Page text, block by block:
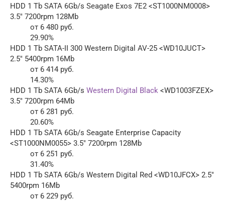
HDD 1 Tb SATA 6Gb/s Seagate Exos 7E2 <ST1000NM0008>
3.5″ 7200rpm 128Mb
от 6 480 руб.
29.90%
HDD 1 Tb SATA-II 300 Western Digital AV-25 <WD10JUCT>
2.5″ 5400rpm 16Mb
от 6 414 руб.
14.30%
HDD 1 Tb SATA 6Gb/s Western Digital Black <WD1003FZEX>
3.5″ 7200rpm 64Mb
от 6 281 руб.
20.60%
HDD 1 Tb SATA 6Gb/s Seagate Enterprise Capacity
<ST1000NM0055> 3.5″ 7200rpm 128Mb
от 6 251 руб.
31.40%
HDD 1 Tb SATA 6Gb/s Western Digital Red <WD10JFCX> 2.5″
5400rpm 16Mb
от 6 229 руб.